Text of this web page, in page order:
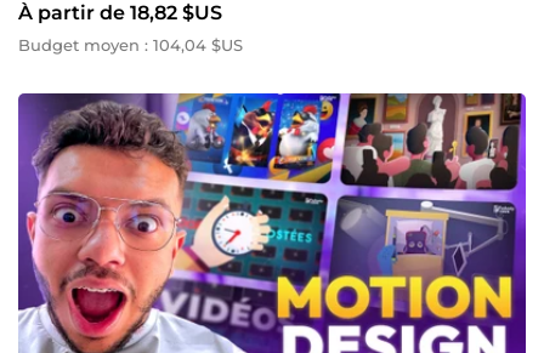
À partir de 18,82 $US
Budget moyen : 104,04 $US